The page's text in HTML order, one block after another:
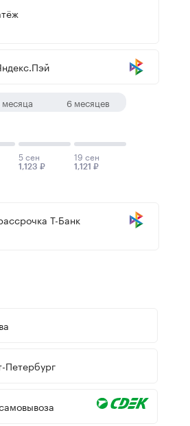
6 месяцев
5 сен
1,123 ₽
19 сен
1,121 ₽
Т-Банк
Петербург